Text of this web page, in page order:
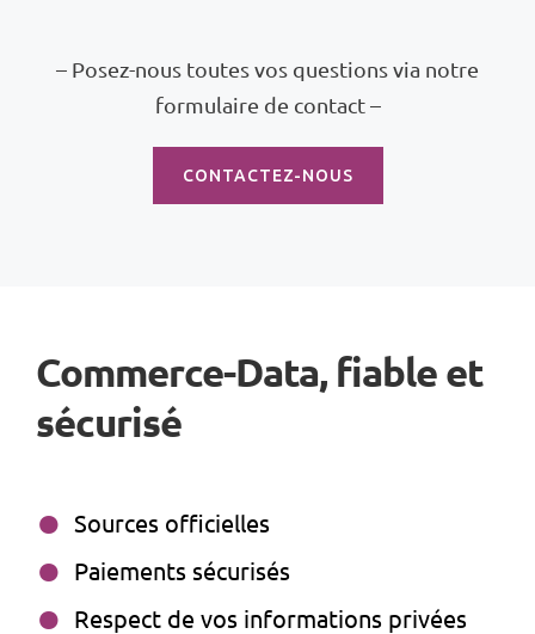
– Posez-nous toutes vos questions via notre
formulaire de contact –
CONTACTEZ-NOUS
Commerce-Data, fiable et
sécurisé
Sources officielles
Paiements sécurisés
Respect de vos informations privées